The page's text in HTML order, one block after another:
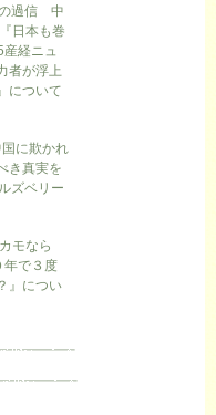
過信 中
日本も巻
経ニュ
者が浮上
について
に欺かれ
き真実を
ズベリー
モなら
年で３度
』につい